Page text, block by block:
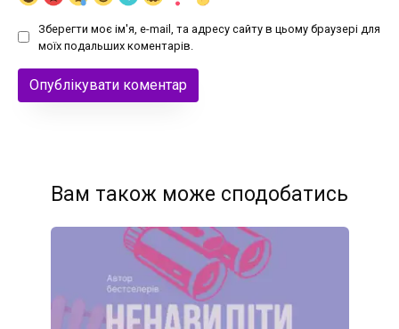
Зберегти моє ім'я, e-mail, та адресу сайту в цьому браузері для
моїх подальших коментарів.
Вам також може сподобатись